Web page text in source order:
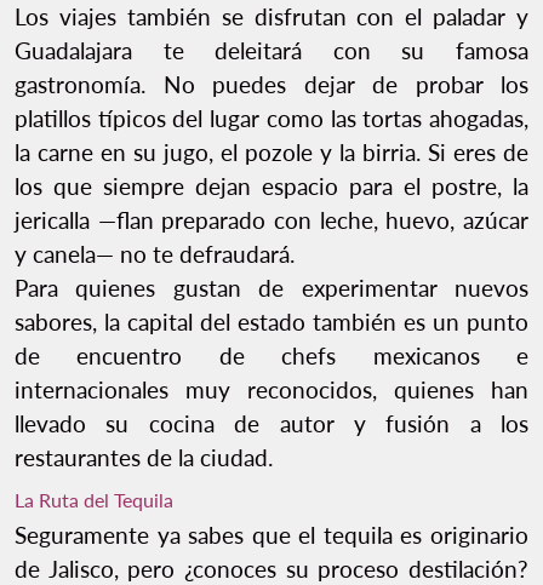
Los viajes también se disfrutan con el paladar y
Guadalajara te deleitará con su famosa
gastronomía. No puedes dejar de probar los
platillos típicos del lugar como las tortas ahogadas,
la carne en su jugo, el pozole y la birria. Si eres de
los que siempre dejan espacio para el postre, la
jericalla —flan preparado con leche, huevo, azúcar
y canela— no te defraudará.
Para quienes gustan de experimentar nuevos
sabores, la capital del estado también es un punto
de encuentro de chefs mexicanos e
internacionales muy reconocidos, quienes han
llevado su cocina de autor y fusión a los
restaurantes de la ciudad.
La Ruta del Tequila
Seguramente ya sabes que el tequila es originario
de Jalisco, pero ¿conoces su proceso destilación?